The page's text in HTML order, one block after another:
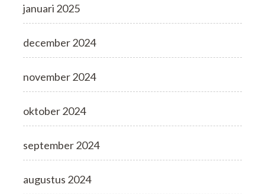
januari 2025
december 2024
november 2024
oktober 2024
september 2024
augustus 2024